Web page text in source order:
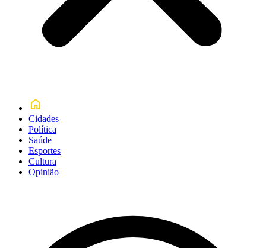
Cidades
Política
Saúde
Esportes
Cultura
Opinião